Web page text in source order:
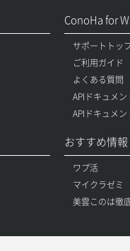
ConoHa for
サポートトッ
ご利用ガイド
よくある質問
APIドキュメン
APIドキュメン
おすすめ情報
ワプ活
マイクラゼミ
美雲このは徹